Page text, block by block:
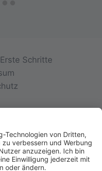
Schritte
Ruppertswies 14 •